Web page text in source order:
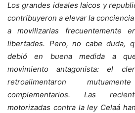
Los grandes ideales laicos y
contribuyeron a elevar la
a movilizarlas frecuentemente
libertades. Pero, no cabe duda,
debió en buena medida a
movimiento antagonista: el
retroalimentaron
complementarios. Las
motorizadas contra la ley Celaá